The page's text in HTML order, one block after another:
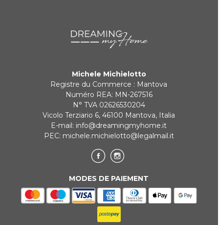
Michele Michielotto
Registre du Commerce : Mantova
Numéro REA: MN-267516
N° TVA 02626530204
Vicolo Terziario 6, 46100 Mantova, Italia
E-mail: info@dreamingmyhome.it
PEC: michele.michielotto@legalmail.it
MODES DE PAIEMENT